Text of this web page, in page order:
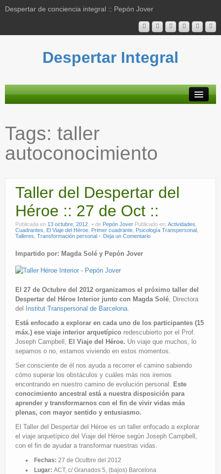
Despertar de conciencia integral :: Pepón Jover
Despertar Integral
Actividades
Blog
Mapa contenidos
Contacto
Tags: taller
autoconocimiento
Taller del Despertar del
Héroe :: 27 de Oct ::
Publicada en 13 octubre, 2012 de Pepón Jover Publicado en: Actividades
Cuadrantes
El Viaje del Héroe Primer cuadrante Psicología Transpersonal
Talleres Transformación personal Deja un Comentario
Impartido por: Magda Solé y Pepón Jover
E l 27 de Octubre del 2012 organizamos el próximo taller del
Despertar del Héroe Interior junto con Magda Solé, Directora
del
Institut Transpersonal de Barcelona.
Está enfocado a explorar en cada uno de los participantes (15
máx.) ese viaje interior arquetípico redescubierto por el Prof.
Joseph Campbell, El Viaje del Héroe. Un viaje que muchos, lo
sepamos o no, estamos viviendo en estos momentos.
Ser consciente de él nos ayuda a recorrer el camino sabiendo
cómo superar los obstáculos y cuáles más nos iremos
encontrando en nuestro camino de evolución personal. Este
conocimiento ancestral está a nuestra disposición para
aprender y transformarnos con el fin de vivir vidas más
plenas, con mayor sentido y entusiasmo.
El Taller del Despertar del Héroe es un taller enfocado a explorar
el viaje arquetípico del Viaje del Héroe según Joseph Campbell,
con el fin de ayudar a transformar nuestras vidas.
Fechas: 27 de Ocutbre del 2012
Lugar: ACT, c/ Granados 5, (bajos) Barcelona